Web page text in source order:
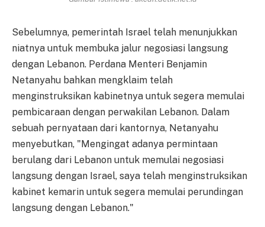
Sebelumnya, pemerintah Israel telah menunjukkan
niatnya untuk membuka jalur negosiasi langsung
dengan Lebanon. Perdana Menteri Benjamin
Netanyahu bahkan mengklaim telah
menginstruksikan kabinetnya untuk segera memulai
pembicaraan dengan perwakilan Lebanon. Dalam
sebuah pernyataan dari kantornya, Netanyahu
menyebutkan, "Mengingat adanya permintaan
berulang dari Lebanon untuk memulai negosiasi
langsung dengan Israel, saya telah menginstruksikan
kabinet kemarin untuk segera memulai perundingan
langsung dengan Lebanon."